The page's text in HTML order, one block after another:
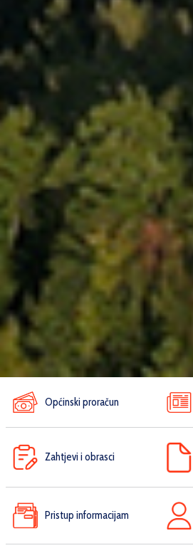
Općinski proračun
Zahtjevi i obrasci
Pristup informacijam